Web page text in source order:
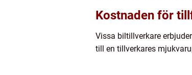
Kostnaden för
Vissa biltillverkare
till en tillverkares